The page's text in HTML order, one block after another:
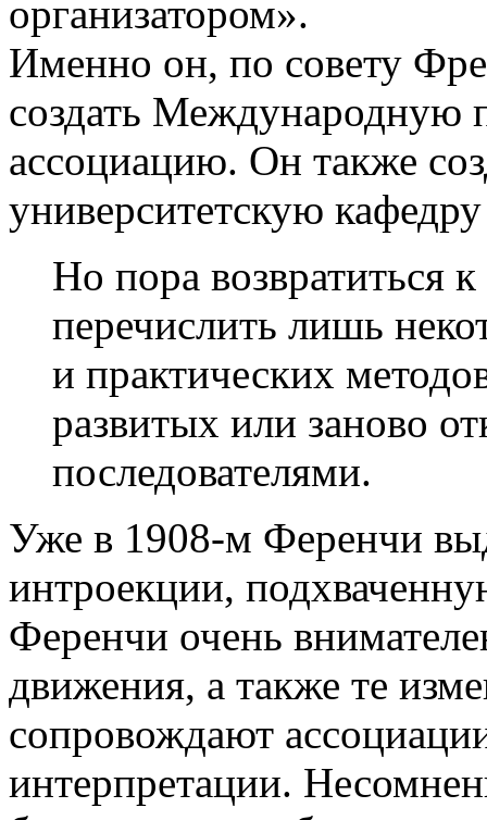
организатором».
Именно он, по совету
создать Международную
ассоциацию. Он также
университетскую
Но пора возвратиться
перечислить лишь
и практических
развитых или заново
последователями.
Уже в 1908-м Ференчи
интроекции,
Ференчи очень
движения, а также те
сопровождают
интерпретации.